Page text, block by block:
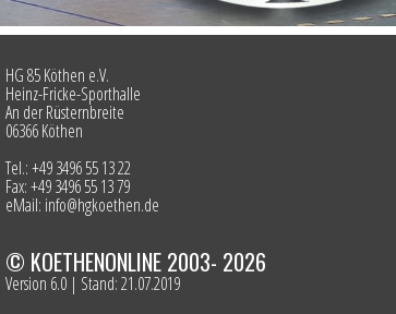
HG 85 Köthen e.V.
Heinz-Fricke-Sporthalle
An der Rüsternbreite
06366 Köthen
Tel.: +49 3496 55 13 22
Fax: +49 3496 55 13 79
eMail: info@hgkoethen.de
© KOETHENONLINE 2003- 2026
Version 6.0 | Stand: 21.07.2019